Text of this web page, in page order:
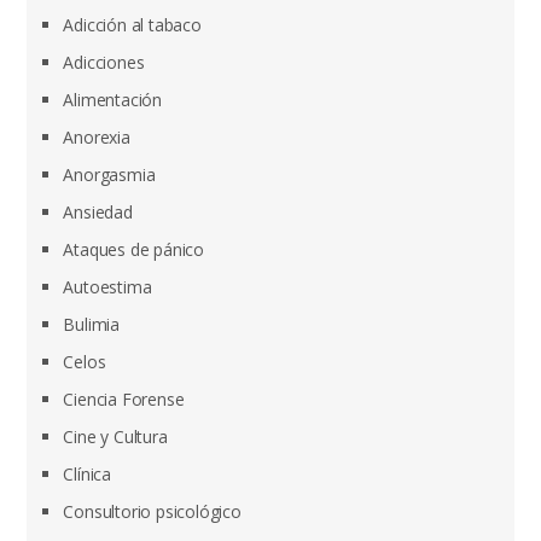
Adicción al tabaco
Adicciones
Alimentación
Anorexia
Anorgasmia
Ansiedad
Ataques de pánico
Autoestima
Bulimia
Celos
Ciencia Forense
Cine y Cultura
Clínica
Consultorio psicológico